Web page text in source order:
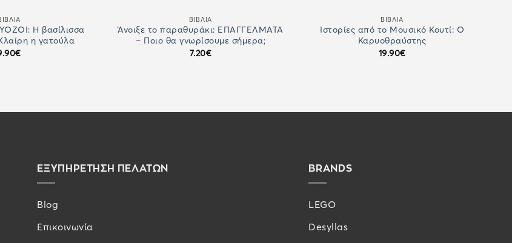
Η βασίλισσα
η γατούλα
€
ΒΙΒΛΙΑ
Άνοιξε το παραθυράκι: ΕΠΑΓΓΕΛΜΑΤΑ
– Ποιο θα γνωρίσουμε σήμερα;
7.20€
ΒΙΒΛΙΑ
Ιστορίες από το Μουσικό Κουτί: Ο
Καρυοθραύστης
19.90€
ΕΞΥΠΗΡΕΤΗΣΗ ΠΕΛΑΤΩΝ
Blog
Επικοινωνία
BRANDS
LEGO
Desyllas